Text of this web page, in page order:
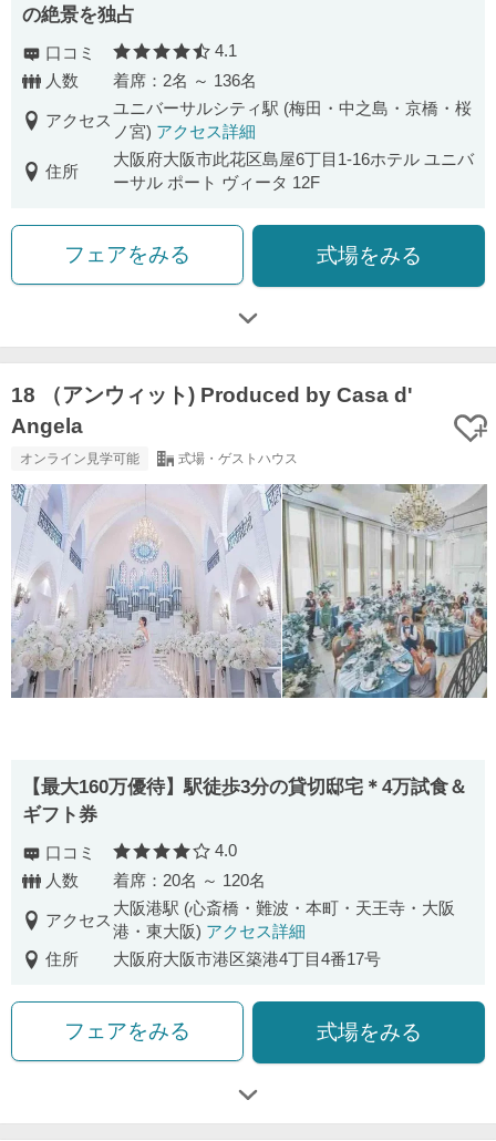
の絶景を独占
口コミ 口コミ評価
4.1
人数
着席：2名 ～ 136名
アクセス
ユニバーサルシティ駅 (梅田・中之島・京橋・桜
ノ宮) アクセス詳細
住所
大阪府大阪市此花区島屋6丁目1-16ホテル ユニバ
ーサル ポート ヴィータ 12F
フェアをみる 式場をみる
18 （アンウィット) Produced by Casa d'
Angela
オンライン見学可能 式場・ゲストハウス
【最大160万優待】駅徒歩3分の貸切邸宅＊4万試食＆
ギフト券
口コミ 口コミ評価
4.0
人数
着席：20名 ～ 120名
アクセス
大阪港駅 (心斎橋・難波・本町・天王寺・大阪
港・東大阪) アクセス詳細
住所
大阪府大阪市港区築港4丁目4番17号
フェアをみる 式場をみる